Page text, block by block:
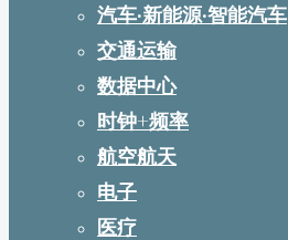
汽车·新能源·智能汽车
交通运输
数据中心
时钟+频率
航空航天
电子
医疗